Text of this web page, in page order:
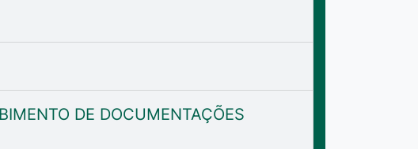
DE DOCUMENTAÇÕES